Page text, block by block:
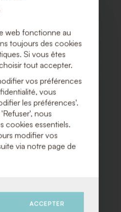
web fonctionne au
toujours des cookies
Si vous êtes
tout accepter.
vos préférences
vous
les préférences'.
nous
cookies essentiels.
modifier vos
via notre page de
ACCEPTER